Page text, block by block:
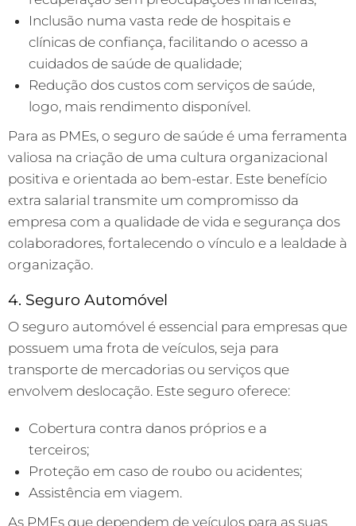
Inclusão numa vasta rede de hospitais e
clínicas de confiança, facilitando o acesso a
cuidados de saúde de qualidade;
Redução dos custos com serviços de saúde,
logo, mais rendimento disponível.
Para as PMEs, o seguro de saúde é uma ferramenta
valiosa na criação de uma cultura organizacional
positiva e orientada ao bem-estar. Este benefício
extra salarial transmite um compromisso da
empresa com a qualidade de vida e segurança dos
colaboradores, fortalecendo o vínculo e a lealdade à
organização.
4. Seguro Automóvel
O seguro automóvel é essencial para empresas que
possuem uma frota de veículos, seja para
transporte de mercadorias ou serviços que
envolvem deslocação. Este seguro oferece:
Cobertura contra danos próprios e a
terceiros;
Proteção em caso de roubo ou acidentes;
Assistência em viagem.
As PMEs que dependem de veículos para as suas